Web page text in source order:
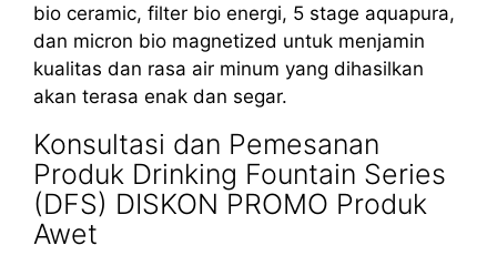
bio ceramic, filter bio energi, 5 stage aquapura,
dan micron bio magnetized untuk menjamin
kualitas dan rasa air minum yang dihasilkan
akan terasa enak dan segar.
Konsultasi dan Pemesanan
Produk Drinking Fountain Series
(DFS) DISKON PROMO Produk
Awet